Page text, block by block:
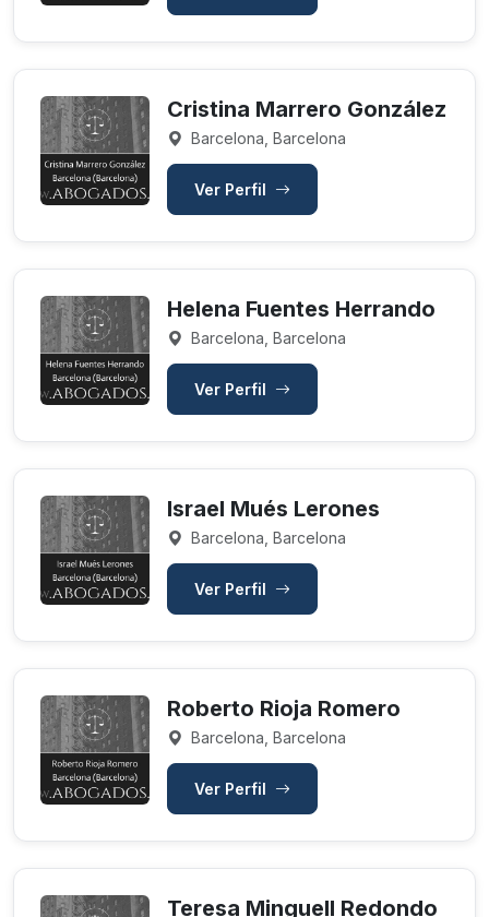
Cristina Marrero González
Barcelona, Barcelona
Ver Perfil
Helena Fuentes Herrando
Barcelona, Barcelona
Ver Perfil
Israel Mués Lerones
Barcelona, Barcelona
Ver Perfil
Roberto Rioja Romero
Barcelona, Barcelona
Ver Perfil
Teresa Minguell Redondo